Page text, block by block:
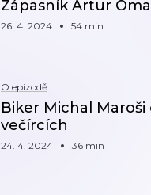
Zápasník Artur
26. 4. 2024 54 min
O epizodě
Biker Michal
večírcích
24. 4. 2024 36 min